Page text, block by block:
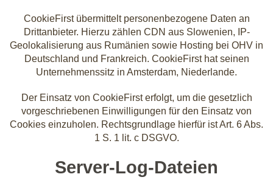
CookieFirst übermittelt personenbezogene Daten an
Drittanbieter. Hierzu zählen CDN aus Slowenien, IP-
Geolokalisierung aus Rumänien sowie Hosting bei OHV in
Deutschland und Frankreich. CookieFirst hat seinen
Unternehmenssitz in Amsterdam, Niederlande.
Der Einsatz von CookieFirst erfolgt, um die gesetzlich
vorgeschriebenen Einwilligungen für den Einsatz von
Cookies einzuholen. Rechtsgrundlage hierfür ist Art. 6 Abs.
1 S. 1 lit. c DSGVO.
Server-Log-Dateien